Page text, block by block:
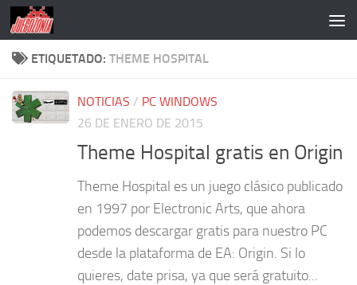
Saltar al contenido
ETIQUETADO: THEME HOSPITAL
NOTICIAS / PC WINDOWS
26 DE ENERO DE 2015
Theme Hospital gratis en Origin
Theme Hospital es un juego clásico publicado
en 1997 por Electronic Arts, que ahora
podemos descargar gratis para nuestro PC
desde la plataforma de EA: Origin. Si lo
quieres, date prisa, ya que será gratuito...